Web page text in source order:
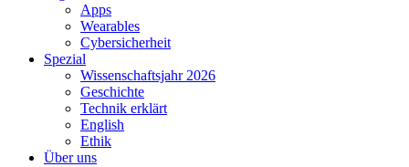
Apps
Wearables
Cybersicherheit
Spezial
Wissenschaftsjahr 2026
Geschichte
Technik erklärt
English
Ethik
Über uns